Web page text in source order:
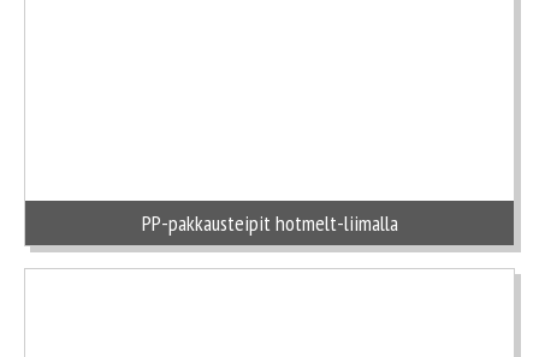
PP-pakkausteipit hotmelt-liimalla